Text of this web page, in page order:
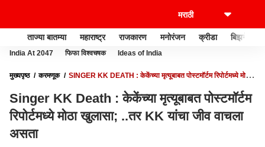
ताज्या बातम्या महाराष्ट्र राजकारण मनोरंजन क्रीडा बिझनेस
India At 2047 फिफा विश्वचषक Ideas of India
मुख्यपृष्ठ करमणूक
SINGER KK DEATH : केकेंच्या मृत्यूबाबत पोस्टमॉर्टम रिपोर्टमध्ये मोठा
Singer KK Death : केकेंच्या मृत्यूबाबत पोस्टमॉर्टम
रिपोर्टमध्ये मोठा खुलासा; ..तर KK यांचा जीव वाचला
असता